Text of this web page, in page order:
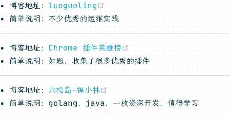
博客地址： luoguoling
简单说明：不少优秀的运维实践
博客地址： Chrome 插件英雄榜
简单说明：如题，收集了很多优秀的插件
博客地址： 六松岛-福小林
简单说明：golang，java，一枚资深开发，值得学习